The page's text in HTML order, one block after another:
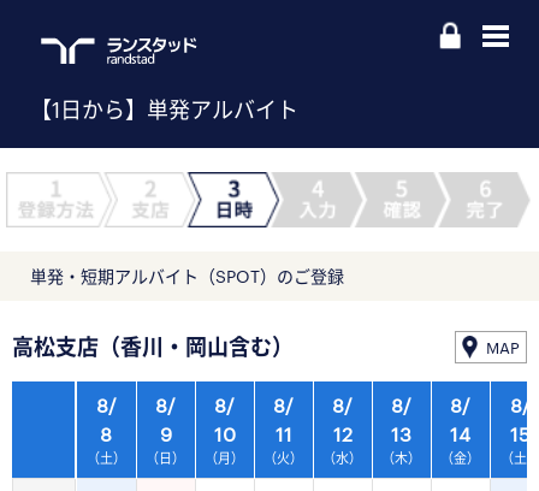
【1日から】単発アルバイト
単発・短期アルバイト（SPOT）のご登録
高松支店（香川・岡山含む） MAP
8/
8
（土）
8/
9
（日）
8/
10
（月）
8/
11
（火）
8/
12
（水）
8/
13
（木）
8/
14
（金）
8/
15
（土）